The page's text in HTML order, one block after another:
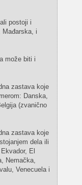
postoji i
Mađarska, i
može biti i
zastava koje
Danska,
(zvanično
zastava koje
dela ili
El
Nemačka,
Venecuela i